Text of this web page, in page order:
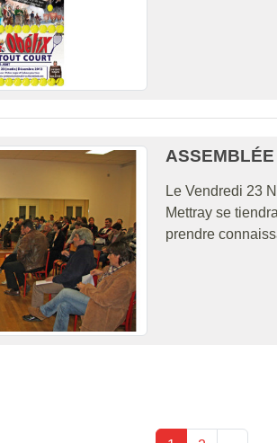
Le Vendredi 23
Mettray se
prendre